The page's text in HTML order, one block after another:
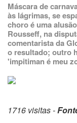
Máscara de
às lágrimas, se
choro é uma
Rousseff, na
comentarista da
o resultado; outro
'impitiman é meu
1716 visitas -